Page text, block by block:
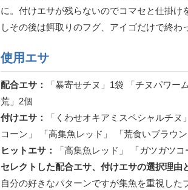
に。付けエサが残らないのでコマセと仕掛
しその後は餌取りのフグ、アイゴだけで終わ
使用エサ
配合エサ：
「暴寄せチヌ」1袋 「チヌパワ
荒」2個
付けエサ：
「くわせオキアミスペシャルチ
コーン」 「高集魚レッド」 「荒食いブラウン
ヒットエサ：
「高集魚レッド」 「ガツガツコ
セレクトした配合エサ、付けエサの選択理由
自分の好きなパターンですが集魚を重視した